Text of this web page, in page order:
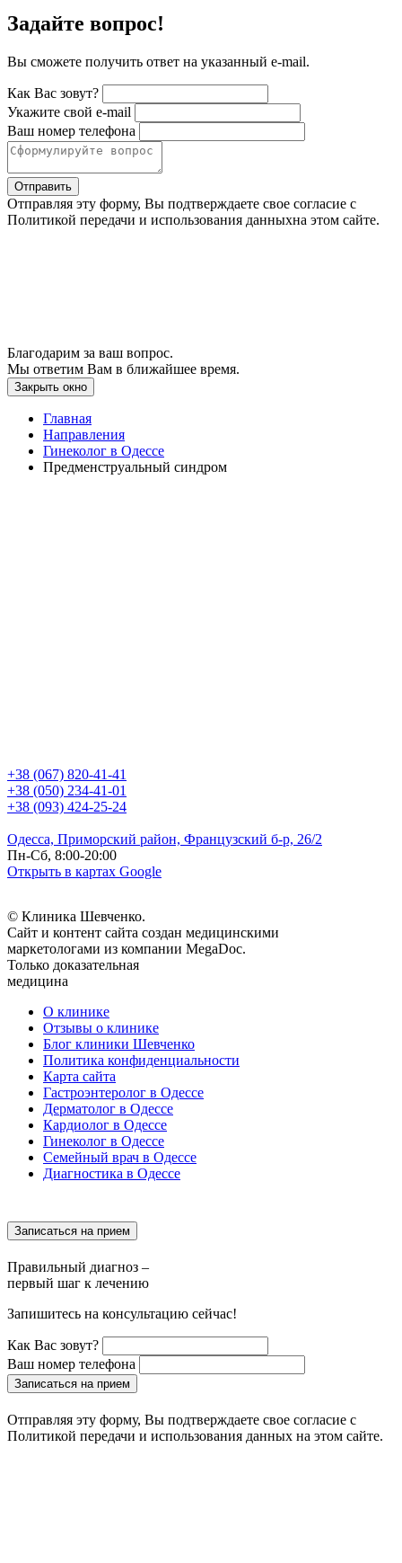
Задайте вопрос!
Вы сможете получить ответ на указанный e-mail.
Как Вас зовут?
Укажите свой e-mail
Ваш номер телефона
Отправить
Отправляя эту форму, Вы подтверждаете свое согласие с
Политикой передачи и использования данныхна этом сайте.
Благодарим за ваш вопрос.
Мы ответим Вам в ближайшее время.
Закрыть окно
Главная
Направления
Гинеколог в Одессе
Предменструальный синдром
+38 (067) 820-41-41
+38 (050) 234-41-01
+38 (093) 424-25-24
Одесса, Приморский район, Французский б-р, 26/2
Пн-Сб, 8:00-20:00
Открыть в картах Google
© Клиника Шевченко.
Сайт и контент сайта создан медицинскими
маркетологами из компании MegaDoc.
Только доказательная
медицина
О клинике
Отзывы о клинике
Блог клиники Шевченко
Политика конфиденциальности
Карта сайта
Гастроэнтеролог в Одессе
Дерматолог в Одессе
Кардиолог в Одессе
Гинеколог в Одессе
Семейный врач в Одессе
Диагностика в Одессе
Записаться на прием
Правильный диагноз –
первый шаг к лечению
Запишитесь на консультацию сейчас!
Как Вас зовут?
Ваш номер телефона
Записаться на прием
Отправляя эту форму, Вы подтверждаете свое согласие с
Политикой передачи и использования данных на этом сайте.